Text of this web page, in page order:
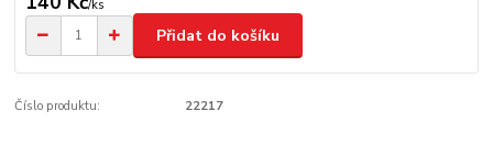
/ks
Přidat do košíku
Číslo produktu: 22217